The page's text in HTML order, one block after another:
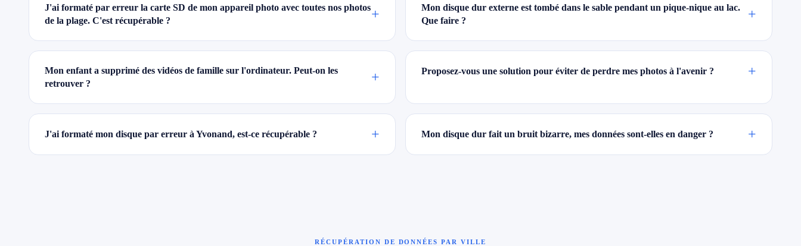
J'ai formaté par erreur la carte SD de mon appareil photo avec toutes nos photos
de la plage. C'est récupérable ?
+
Mon disque dur externe est tombé dans le sable pendant un pique-nique au lac.
Que faire ?
+
Mon enfant a supprimé des vidéos de famille sur l'ordinateur. Peut-on les
retrouver ?
+ Proposez-vous une solution pour éviter de perdre mes photos à l'avenir ? +
J'ai formaté mon disque par erreur à Yvonand, est-ce récupérable ? + Mon disque dur fait un bruit bizarre, mes données sont-elles en danger ? +
RÉCUPÉRATION DE DONNÉES PAR VILLE